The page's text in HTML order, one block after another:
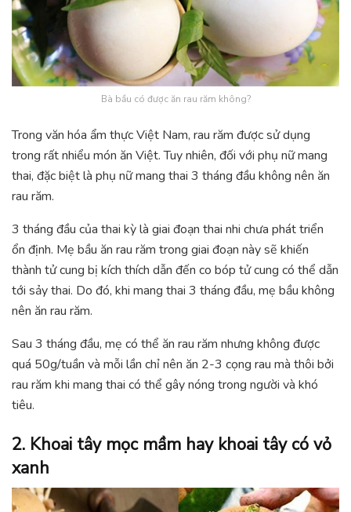
Bà bầu có được ăn rau răm không?
Trong văn hóa ẩm thực Việt Nam, rau răm được sử dụng
trong rất nhiểu món ăn Việt. Tuy nhiên, đối với phụ nữ mang
thai, đặc biệt là phụ nữ mang thai 3 tháng đầu không nên ăn
rau răm.
3 tháng đầu của thai kỳ là giai đoạn thai nhi chưa phát triển
ổn định. Mẹ bầu ăn rau răm trong giai đoạn này sẽ khiến
thành tử cung bị kích thích dẫn đến co bóp tử cung có thể dẫn
tới sảy thai. Do đó, khi mang thai 3 tháng đầu, mẹ bầu không
nên ăn rau răm.
Sau 3 tháng đầu, mẹ có thể ăn rau răm nhưng không được
quá 50g/tuần và mỗi lần chỉ nên ăn 2-3 cọng rau mà thôi bởi
rau răm khi mang thai có thể gây nóng trong người và khó
tiêu.
2. Khoai tây mọc mầm hay khoai tây có vỏ
xanh